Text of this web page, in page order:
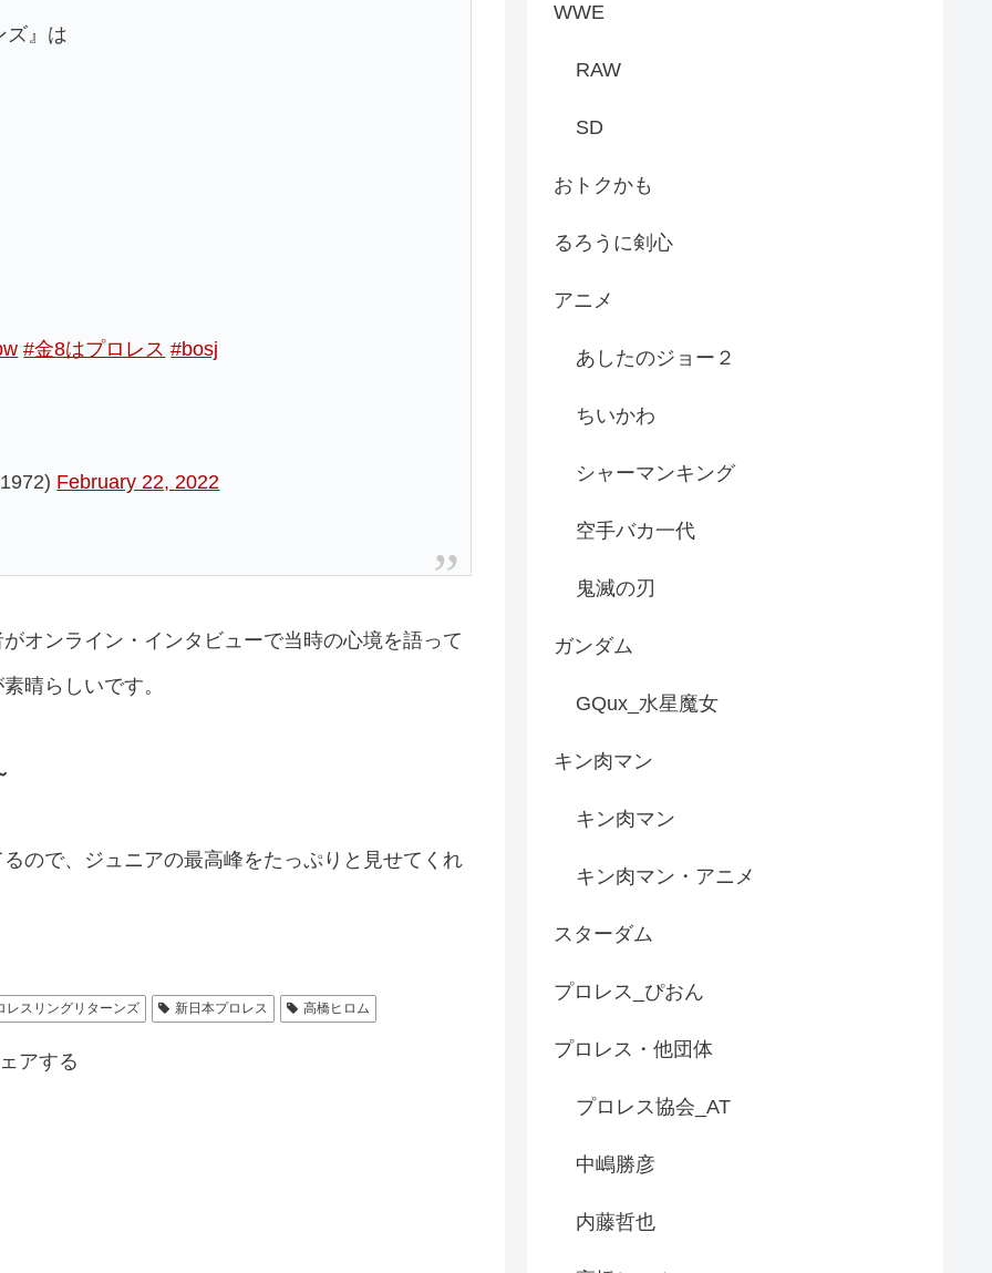
ズ』は
#金8はプロレス #bosj
February 22, 2022
オンライン・インタビューで当時の心境を語って
晴らしいです。
ので、ジュニアの最高峰をたっぷりと見せてくれ
レスリングリターンズ 新日本プロレス 高橋ヒロム
アする
WWE
RAW
SD
おトクかも
るろうに剣心
アニメ
あしたのジョー２
ちいかわ
シャーマンキング
空手バカ一代
鬼滅の刃
ガンダム
GQux_水星魔女
キン肉マン
キン肉マン
キン肉マン・アニメ
スターダム
プロレス_ぴおん
プロレス・他団体
プロレス協会_AT
中嶋勝彦
内藤哲也